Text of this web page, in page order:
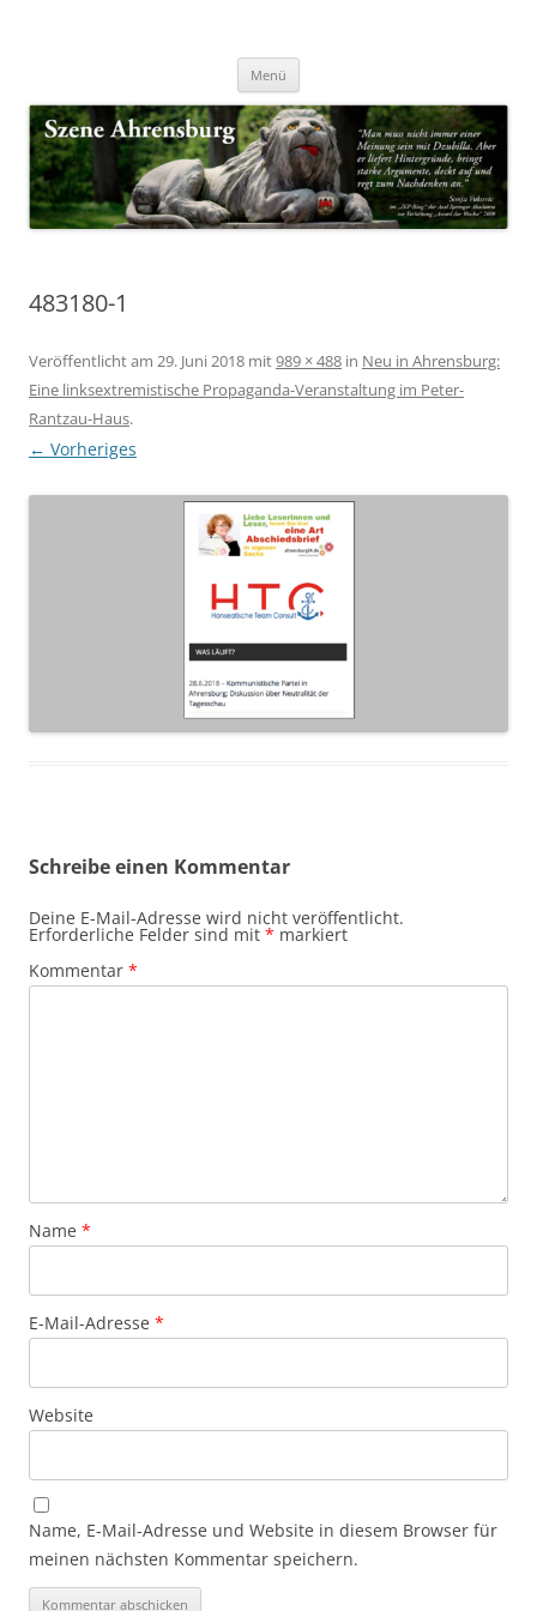
Szene Ahrensburg
Menü
483180-1
Veröffentlicht am 29. Juni 2018 mit989 × 488 in Neu in Ahrensburg:
Eine linksextremistische Propaganda-Veranstaltung im Peter-
Rantzau-Haus.
← Vorheriges
Schreibe einen Kommentar
Deine E-Mail-Adresse wird nicht veröffentlicht.
Erforderliche Felder sind mit * markiert
Kommentar *
Name *
E-Mail-Adresse *
Website
Name, E-Mail-Adresse und Website in diesem Browser für
meinen nächsten Kommentar speichern.